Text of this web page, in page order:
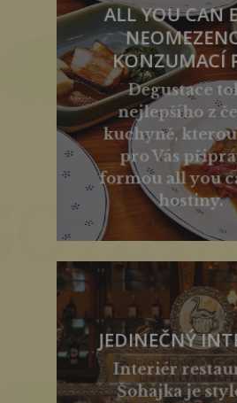
ALL YOU CAN
KONZUMACÍ
Degustace
nejlepšího z
kuchyně,
pro Vás
formou all you
hostiny.
JEDINEČNÝ
Interiér
Šohajka je